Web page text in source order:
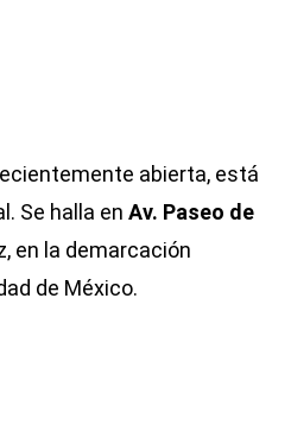
abierta, está
Se halla enAv. Paseo de
en la demarcación
de México.